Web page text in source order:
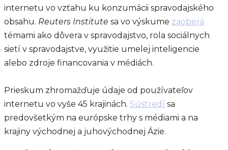
internetu vo vzťahu ku konzumácii spravodajského
obsahu. Reuters Institute sa vo výskume zaoberá
témami ako dôvera v spravodajstvo, rola sociálnych
sietí v spravodajstve, využitie umelej inteligencie
alebo zdroje financovania v médiách.
Prieskum zhromažďuje údaje od používateľov
internetu vo vyše 45 krajinách. Sústredí sa
predovšetkým na európske trhy s médiami a na
krajiny východnej a juhovýchodnej Ázie.